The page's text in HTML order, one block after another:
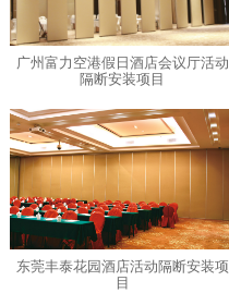
广州富力空港假日酒店会议厅活动
隔断安装项目
东莞丰泰花园酒店活动隔断安装项
目